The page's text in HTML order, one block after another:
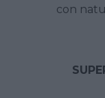
con